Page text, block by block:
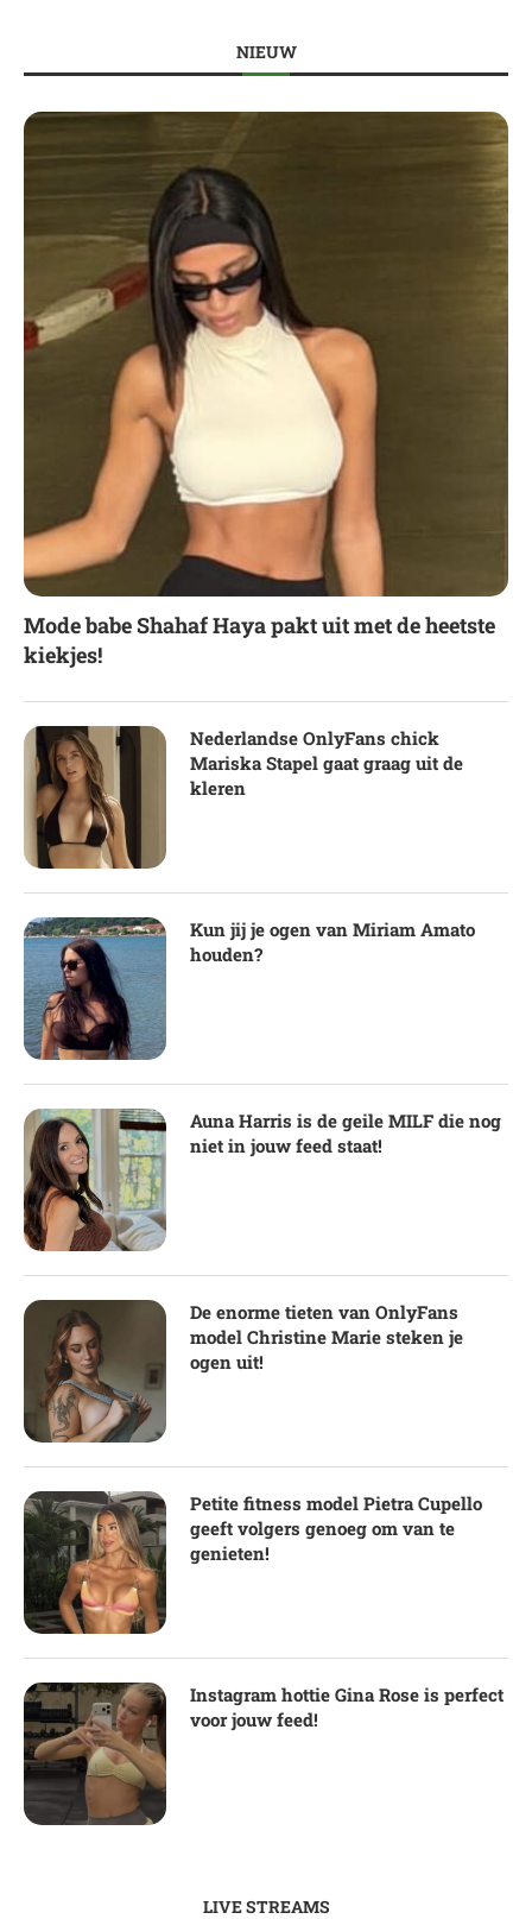
NIEUW
Mode babe Shahaf Haya pakt uit met de heetste
kiekjes!
Nederlandse OnlyFans chick
Mariska Stapel gaat graag uit de
kleren
Kun jij je ogen van Miriam Amato
houden?
Auna Harris is de geile MILF die nog
niet in jouw feed staat!
De enorme tieten van OnlyFans
model Christine Marie steken je
ogen uit!
Petite fitness model Pietra Cupello
geeft volgers genoeg om van te
genieten!
Instagram hottie Gina Rose is perfect
voor jouw feed!
LIVE STREAMS